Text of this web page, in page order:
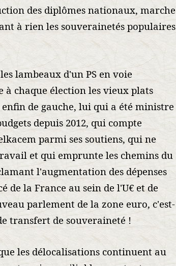
des diplômes nationaux, marche
à rien les souverainetés populaires
lambeaux d'un PS en voie
à chaque élection les vieux plats
enfin de gauche, lui qui a été ministre
depuis 2012, qui compte
parmi ses soutiens, qui ne
et qui emprunte les chemins du
l'augmentation des dépenses
la France au sein de l'U€ et de
parlement de la zone euro, c'est-
transfert de souveraineté !
les délocalisations continuent au